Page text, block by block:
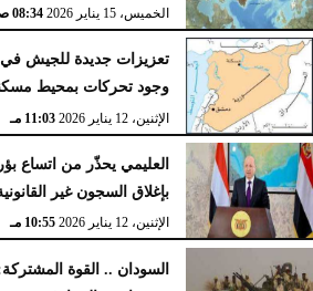
الخميس، 15 يناير 2026 08:34 صـ
تعزيزات جديدة للجيش
وجود تحركات بمحيط
الإثنين، 12 يناير 2026 11:03 مـ
العليمي يحذّر من اتساع
بإغلاق السجون غير
الإثنين، 12 يناير 2026 10:55 مـ